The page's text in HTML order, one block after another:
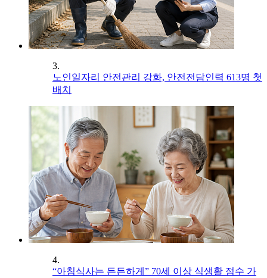
3.
노인일자리 안전관리 강화, 안전전담인력 613명 첫
배치
4.
“아침식사는 든든하게” 70세 이상 식생활 점수 가